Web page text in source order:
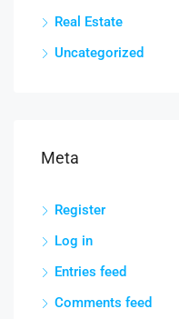
Real Estate
Uncategorized
Meta
Register
Log in
Entries feed
Comments feed